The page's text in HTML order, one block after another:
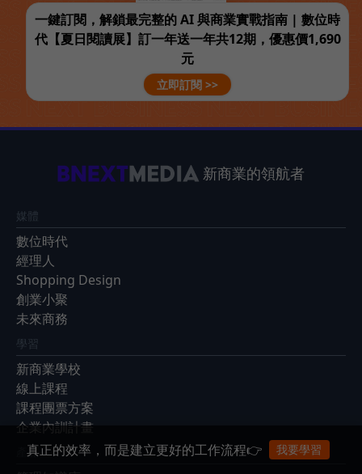
一鍵訂閱，解鎖最完整的 AI 與商業實戰指南 | 數位時
代【夏日閱讀展】訂一年送一年共12期，優惠價1,690
元
立即訂閱 >>
新商業的領航者
媒體
數位時代
經理人
Shopping Design
創業小聚
未來商務
學習
新商業學校
線上課程
課程團票方案
企業內訓計畫
產品
真正的效率，而是建立更好的工作流程👉 我要學習